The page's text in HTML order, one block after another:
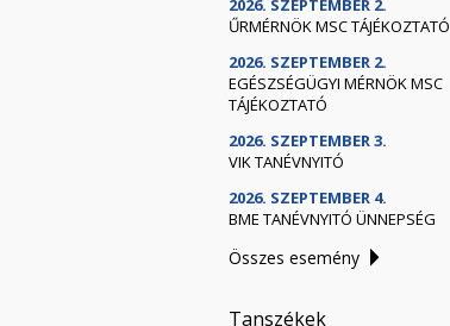
2026. SZEPTEMBER 2.
ŰRMÉRNÖK MSC TÁJÉKOZTATÓ
2026. SZEPTEMBER 2.
EGÉSZSÉGÜGYI MÉRNÖK MSC
TÁJÉKOZTATÓ
2026. SZEPTEMBER 3.
VIK TANÉVNYITÓ
2026. SZEPTEMBER 4.
BME TANÉVNYITÓ ÜNNEPSÉG
Összes esemény
Tanszékek